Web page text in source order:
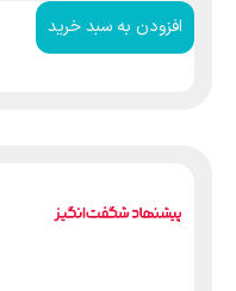
افزودن به سبد خرید